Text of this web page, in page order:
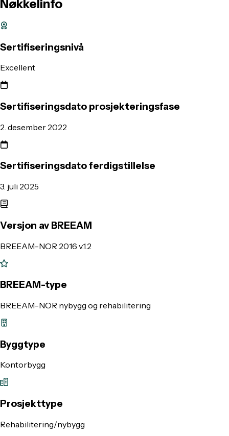
Nøkkelinfo
Sertifiseringsnivå
Excellent
Sertifiseringsdato prosjekteringsfase
2. desember 2022
Sertifiseringsdato ferdigstillelse
3. juli 2025
Versjon av BREEAM
BREEAM-NOR 2016 v.1.2
BREEAM-type
BREEAM-NOR nybygg og rehabilitering
Byggtype
Kontorbygg
Prosjekttype
Rehabilitering/nybygg